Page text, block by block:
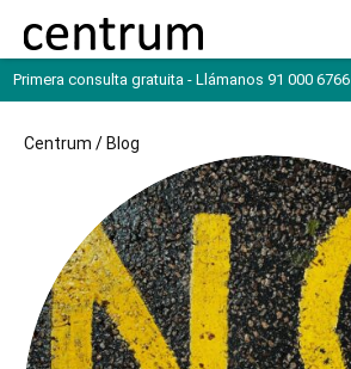
Primera consulta gratuita - Llámanos 91 000 6766
Centrum / Blog